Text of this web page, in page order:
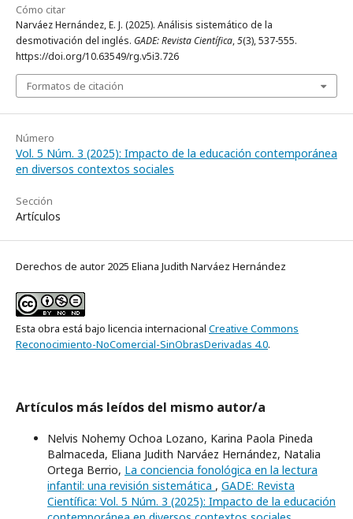
Cómo citar
Narváez Hernández, E. J. (2025). Análisis sistemático de la
desmotivación del inglés. GADE: Revista Científica,5(3), 537-555.
https://doi.org/10.63549/rg.v5i3.726
Formatos de citación
Número
Vol. 5 Núm. 3 (2025): Impacto de la educación contemporánea
en diversos contextos sociales
Sección
Artículos
Derechos de autor 2025 Eliana Judith Narváez Hernández
Esta obra está bajo licencia internacional Creative Commons
Reconocimiento-NoComercial-SinObrasDerivadas 4.0.
Artículos más leídos del mismo autor/a
Nelvis Nohemy Ochoa Lozano, Karina Paola Pineda
Balmaceda, Eliana Judith Narváez Hernández, Natalia
Ortega Berrio, La conciencia fonológica en la lectura
infantil: una revisión sistemática , GADE: Revista
Científica: Vol. 5 Núm. 3 (2025): Impacto de la educación